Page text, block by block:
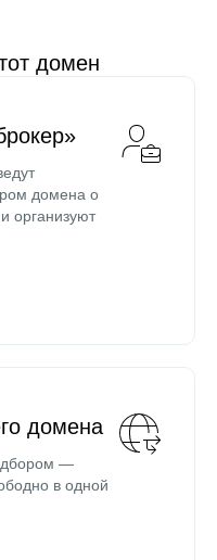
домен
домена о
организуют
домена
—
в одной